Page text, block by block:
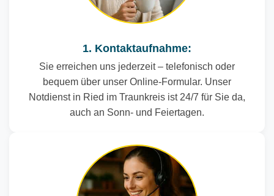
1. Kontaktaufnahme:
Sie erreichen uns jederzeit – telefonisch oder
bequem über unser Online-Formular. Unser
Notdienst in Ried im Traunkreis ist 24/7 für Sie da,
auch an Sonn- und Feiertagen.